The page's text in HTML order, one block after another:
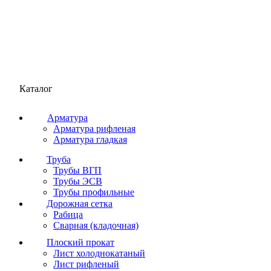
Каталог
Арматура
Арматура рифленая
Арматура гладкая
Труба
Трубы ВГП
Трубы ЭСВ
Трубы профильные
Дорожная сетка
Рабица
Сварная (кладочная)
Плоский прокат
Лист холоднокатаный
Лист рифленый